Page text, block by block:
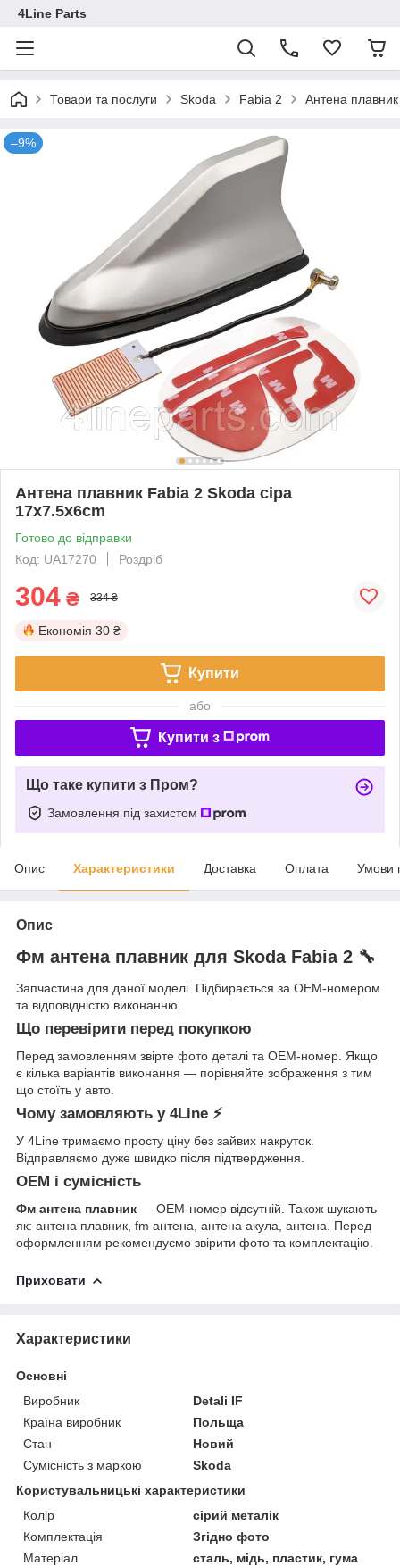
4Line Parts
Товари та послуги Skoda Fabia 2 Антена
–9%
Антена плавник Fabia 2 Skoda сіра
17x7.5x6cm
Готово до відправки
Код: UA17270
Роздріб
304 ₴ 334 ₴
Економія 30 ₴
Купити
або
Купити з
Що таке купити з Пром?
Замовлення під захистом
Опис Характеристики Доставка Оплата Умови
Опис
Фм антена плавник для Skoda Fabia 2 🔧
Запчастина для даної моделі. Підбирається за OEM-номером
та відповідністю виконанню.
Що перевірити перед покупкою
Перед замовленням звірте фото деталі та OEM-номер. Якщо
є кілька варіантів виконання — порівняйте зображення з тим
що стоїть у авто.
Чому замовляють у 4Line ⚡
У 4Line тримаємо просту ціну без зайвих накруток.
Відправляємо дуже швидко після підтвердження.
OEM і сумісність
Фм антена плавник — OEM-номер відсутній. Також шукають
як: антена плавник, fm антена, антена акула, антена. Перед
оформленням рекомендуємо звірити фото та комплектацію.
Приховати
Характеристики
Основні
Виробник
Detali IF
Країна виробник
Польща
Стан
Новий
Сумісність з маркою
Skoda
Користувальницькі характеристики
Колір
сірий металік
Комплектація
Згідно фото
Матеріал
сталь, мідь, пластик, гума